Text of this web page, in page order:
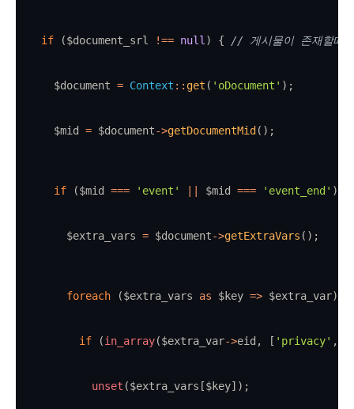
if ($document_srl !== null ) { // 게시물이 존재할때
$document = Context :: get ( 'oDocument' ) ;
$mid = $document->getDocumentMid () ;
if ($mid === 'event' $mid === 'event_end' ) {
$extra_vars = $document->getExtraVars () ;
foreach ($extra_vars as $key => $extra_var) {
if (in_array($extra_var->eid , [ 'privacy' ,
unset ($extra_vars[$key]) ;